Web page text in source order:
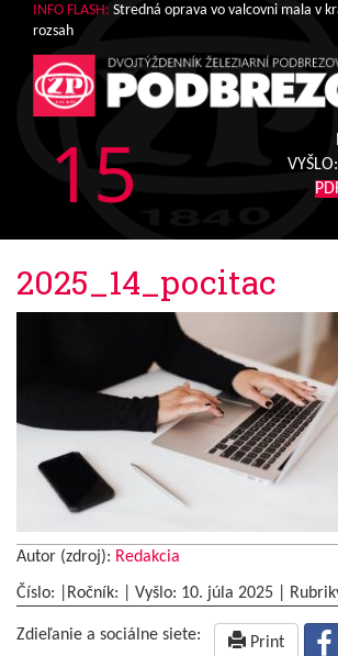
INFO FLASH: Stredná oprava vo valcovni mala v
rozsah
15
VYŠLO:
2025_14_pocitac
Autor (zdroj): Redakcia
Číslo: |Ročník: | Vyšlo: 10. júla 2025
Zdieľanie a sociálne siete: Print